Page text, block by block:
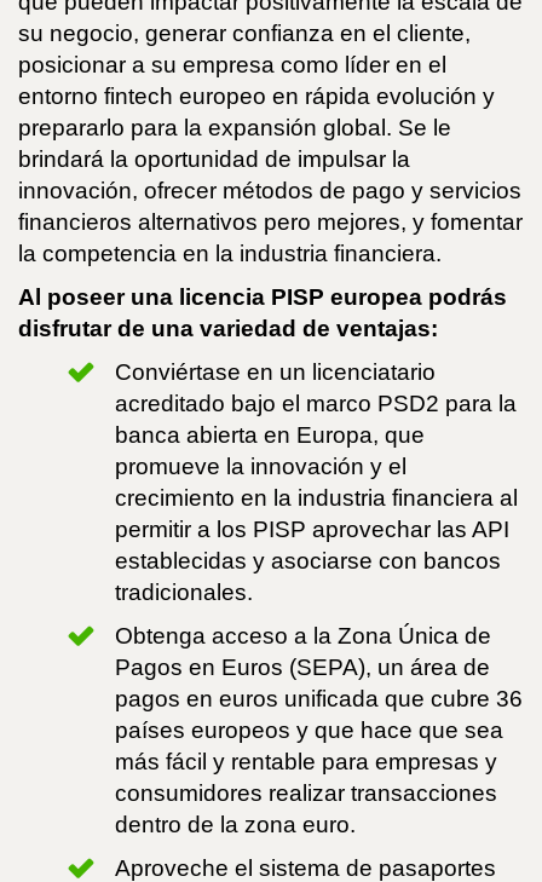
su negocio, generar confianza en el cliente,
posicionar a su empresa como líder en el
entorno fintech europeo en rápida evolución y
prepararlo para la expansión global. Se le
brindará la oportunidad de impulsar la
innovación, ofrecer métodos de pago y servicios
financieros alternativos pero mejores, y fomentar
la competencia en la industria financiera.
Al poseer una licencia PISP europea podrás
disfrutar de una variedad de ventajas:
Conviértase en un licenciatario
acreditado bajo el marco PSD2 para la
banca abierta en Europa, que
promueve la innovación y el
crecimiento en la industria financiera al
permitir a los PISP aprovechar las API
establecidas y asociarse con bancos
tradicionales.
Obtenga acceso a la Zona Única de
Pagos en Euros (SEPA), un área de
pagos en euros unificada que cubre 36
países europeos y que hace que sea
más fácil y rentable para empresas y
consumidores realizar transacciones
dentro de la zona euro.
Aproveche el sistema de pasaportes